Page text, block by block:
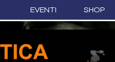
EVENTI SHOP